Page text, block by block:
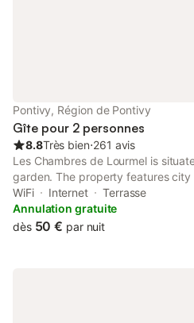
Pontivy, Région de Pontivy
Gîte pour 2 personnes
8.8Très bien⋅261 avis
Les Chambres de Lourmel is
garden. The property features
and is 10 km from Rimaison Golf
family rooms.
WiFi Internet
Terrasse
Annulation gratuite
dès 50 € par nuit